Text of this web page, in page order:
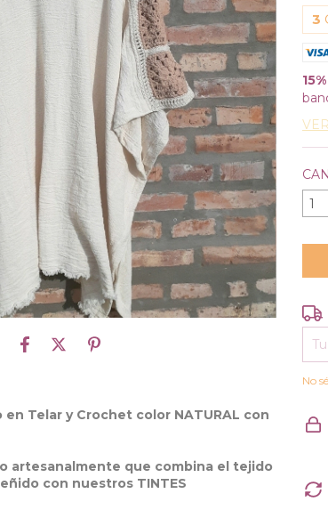
en Telar y Crochet color NATURAL con
artesanalmente que combina el tejido
con nuestros TINTES
3
No